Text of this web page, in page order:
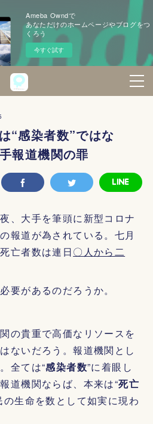
Ameba Owndで
あなただけのホームページやブログをつ
くろう
今すぐ試す
“感染者数”ではな
報道機関の罪
、大手を筆頭に新型コロナ
報道が為されている。七月
亡者数は連日〇人から二
要があるのだろうか。
の貴重で高価なリソースを
ないだろう。報道機関とし
全ては“感染者数”に着眼し
道機関ならば、本来は“死亡
の生命を数として如実に現わ